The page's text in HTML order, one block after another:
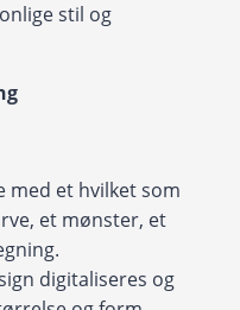
stil og
med et hvilket som
et mønster, et
digitaliseres og